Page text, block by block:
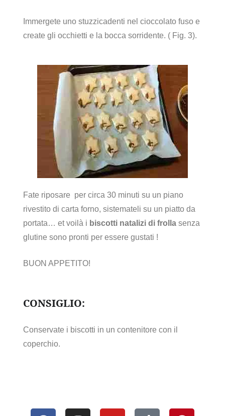
Immergete uno stuzzicadenti nel cioccolato fuso e
create gli occhietti e la bocca sorridente. ( Fig. 3).
Fate riposare per circa 30 minuti su un piano
rivestito di carta forno, sistemateli su un piatto da
portata… et voilà i biscotti natalizi di frolla senza
glutine sono pronti per essere gustati !
BUON APPETITO!
CONSIGLIO:
Conservate i biscotti in un contenitore con il
coperchio.